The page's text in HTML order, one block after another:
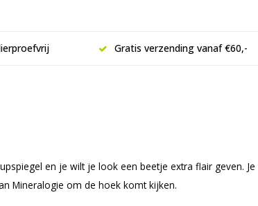
Gratis verzending vanaf €60,-
en je wilt je look een beetje extra flair geven.
Mineralogie om de hoek komt kijken.